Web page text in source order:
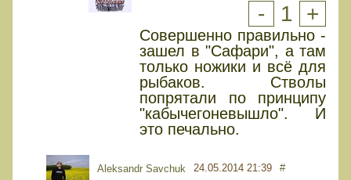
- 1 +
Совершенно правильно -
зашел в "Сафари", а там
только ножики и всё для
рыбаков. Стволы
попрятали по принципу
"кабычегоневышло". И
это печально.
Aleksandr Savchuk 24.05.2014 21:39 #